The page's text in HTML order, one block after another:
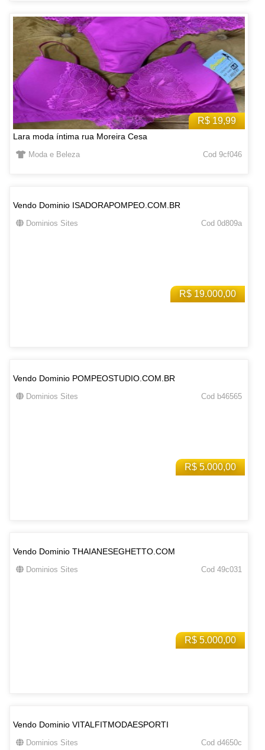
R$ 19,99
Lara moda íntima rua Moreira Cesa
Moda e Beleza Cod 9cf046
R$ 19.000,00
Vendo Dominio ISADORAPOMPEO.COM.BR
Dominios Sites Cod 0d809a
R$ 5.000,00
Vendo Dominio POMPEOSTUDIO.COM.BR
Dominios Sites Cod b46565
R$ 5.000,00
Vendo Dominio THAIANESEGHETTO.COM
Dominios Sites Cod 49c031
Vendo Dominio VITALFITMODAESPORTI
Dominios Sites Cod d4650c